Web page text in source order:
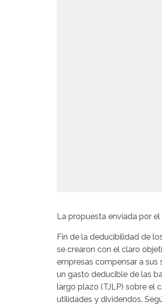
La propuesta enviada por
Fin de la deducibilidad de
se crearon con el claro
empresas compensar a
un gasto deducible de las
largo plazo (TJLP) sobre el
utilidades y dividendos.